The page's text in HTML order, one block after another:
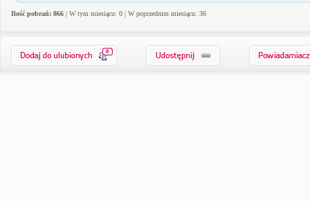
Ilość pobrań: 866 | W tym miesiącu: 0 | W poprzednim miesiącu: 36
0